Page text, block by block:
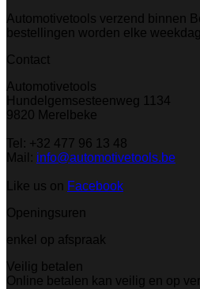
Automotivetools verzend binnen
bestellingen worden elke
Contact
Automotivetools
Hundelgemsesteenweg 1134
9820 Merelbeke
Tel: +32 477 96 13 48
Mail: info@automotivetools.be
Like us on Facebook
Openingsuren
enkel op afspraak
Veilig betalen
Online betalen kan veilig en op